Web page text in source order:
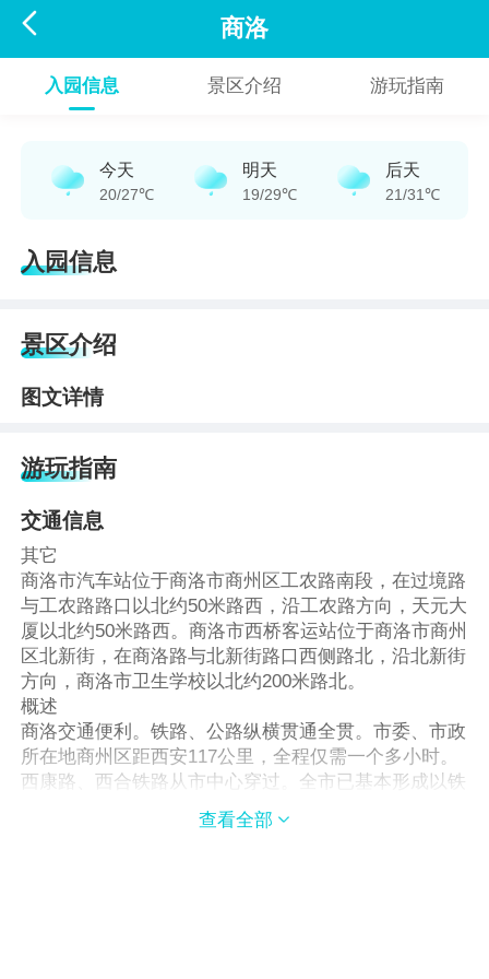
 商洛
入园信息 景区介绍 游玩指南
今天
20/27℃
明天
19/29℃
后天
21/31℃
入园信息
景区介绍
图文详情
游玩指南
交通信息
其它
商洛市汽车站位于商洛市商州区工农路南段，在过境路
与工农路路口以北约50米路西，沿工农路方向，天元大
厦以北约50米路西。商洛市西桥客运站位于商洛市商州
区北新街，在商洛路与北新街路口西侧路北，沿北新街
方向，商洛市卫生学校以北约200米路北。
概述
商洛交通便利。铁路、公路纵横贯通全贯。市委、市政
所在地商州区距西安117公里，全程仅需一个多小时。
西康路、西合铁路从市中心穿过。全市已基本形成以铁
路为骨干以公路为经纬，纵横交错，四通八达的交通
网。形成了西南铁路和312国道为“两横”，以西康铁路
查看全部 